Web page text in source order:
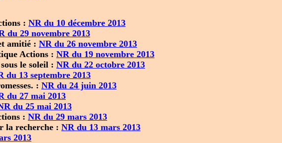
: NR du 10 décembre 2013
du 29 novembre 2013
amitié : NR du 26 novembre 2013
Actions : NR du 19 novembre 2013
le soleil : NR du 22 octobre 2013
du 13 septembre 2013
: NR du 24 juin 2013
du 27 mai 2013
du 25 mai 2013
: NR du 29 mars 2013
la recherche : NR du 13 mars 2013
2013